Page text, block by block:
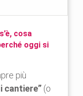
cosa
oggi si
più
cantiere” (o